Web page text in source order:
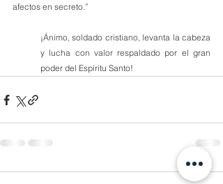
afectos en secreto.”
¡Ánimo, soldado cristiano, levanta la cabeza
y lucha con valor respaldado por el gran
poder del Espíritu Santo!